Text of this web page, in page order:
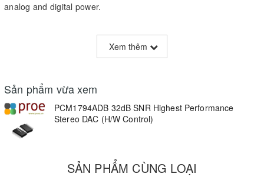
analog and digital power.
Product Technical
Specifications
EU RoHS
ECCN (US)
Xem thêm
Sản phẩm vừa xem
PCM1794ADB 32dB SNR Highest Performance
Stereo DAC (H/W Control)
SẢN PHẨM CÙNG LOẠI